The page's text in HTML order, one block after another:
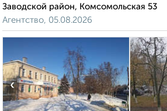
Заводской район, Комсомольская 53
Агентство, 05.08.2026
‹